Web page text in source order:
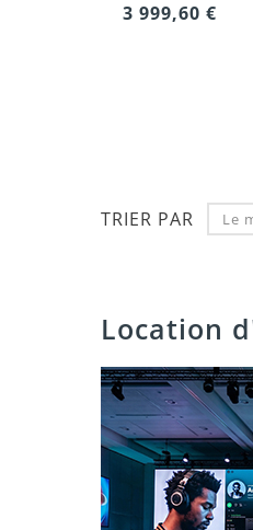
3 999,60 €
TRIER PAR Le
Location